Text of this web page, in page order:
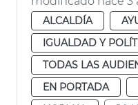
ALCALDÍA
IGUALDAD Y
TODAS LAS
EN PORTADA